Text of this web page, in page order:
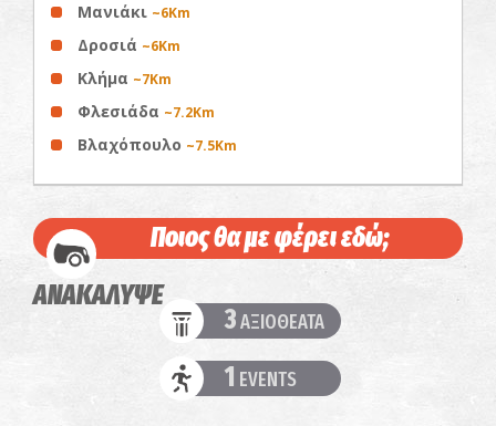
Μανιάκι ~6Km
Δροσιά ~6Km
Κλήμα ~7Km
Φλεσιάδα ~7.2Km
Βλαχόπουλο ~7.5Km
Ποιος θα με φέρει εδώ;
ΑΝΑΚΑΛΥΨΕ
3ΑΞΙΟΘΕΑΤΑ
1 EVENTS